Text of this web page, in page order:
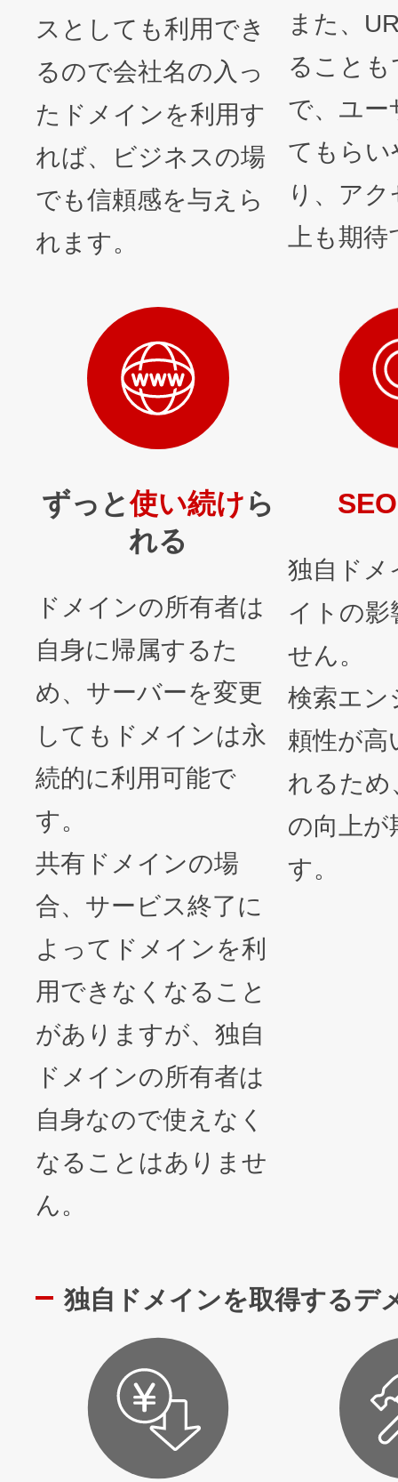
スとしても利用でき
るので会社名の入っ
たドメインを利用す
れば、ビジネスの場
でも信頼感を与えら
れます。
また、
ること
で、ユー
てもら
り、ア
上も期
ずっと使い続けら
れる
ドメインの所有者は
自身に帰属するた
め、サーバーを変更
してもドメインは永
続的に利用可能で
す。
共有ドメインの場
合、サービス終了に
よってドメインを利
用できなくなること
がありますが、独自
ドメインの所有者は
自身なので使えなく
なることはありませ
ん。
SEO
独自ドメ
イトの影
せん。
検索エン
頼性が高
れるため
の向上が
す。
独自ドメインを取得するデ